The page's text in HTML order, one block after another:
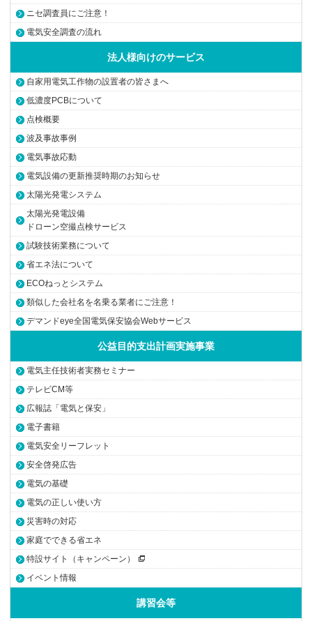
ニセ調査員にご注意！
電気安全調査の流れ
法人様向けのサービス
自家用電気工作物の設置者の皆さまへ
低濃度PCBについて
点検概要
波及事故事例
電気事故応動
電気設備の更新推奨時期のお知らせ
太陽光発電システム
太陽光発電設備
ドローン空撮点検サービス
試験技術業務について
省エネ法について
ECOねっとシステム
類似した会社名を名乗る業者にご注意！
デマンドeye全国電気保安協会Webサービス
公益目的支出計画実施事業
電気主任技術者実務セミナー
テレビCM等
広報誌「電気と保安」
電子書籍
電気安全リーフレット
安全啓発広告
電気の基礎
電気の正しい使い方
災害時の対応
家庭でできる省エネ
特設サイト（キャンペーン）
イベント情報
講習会等